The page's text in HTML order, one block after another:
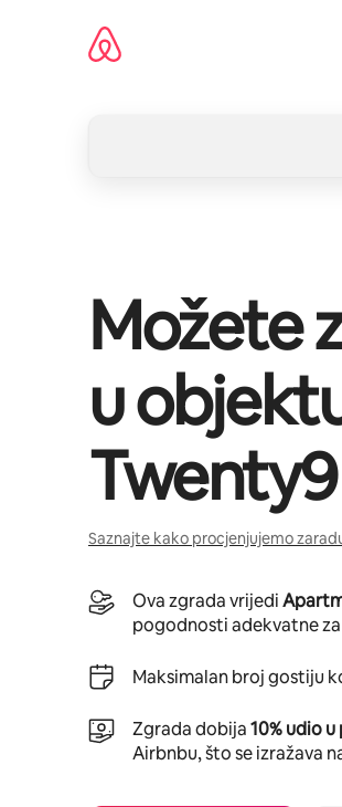
Možete
u
Twenty9
Saznajte kako procjenjujemo
Ova zgrada vrijedi
pogodnosti adekvatne
Maksimalan broj gostiju
Zgrada dobija10% udio
Airbnbu, što se izražava